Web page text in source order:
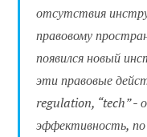
отсутствия
правовому
появился новый
эти правовые
regulation, “tech” -
эффективность,